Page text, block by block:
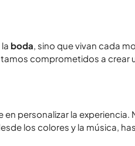
boda , sino que vivan cada
comprometidos a
personalizar la
los colores y la música,